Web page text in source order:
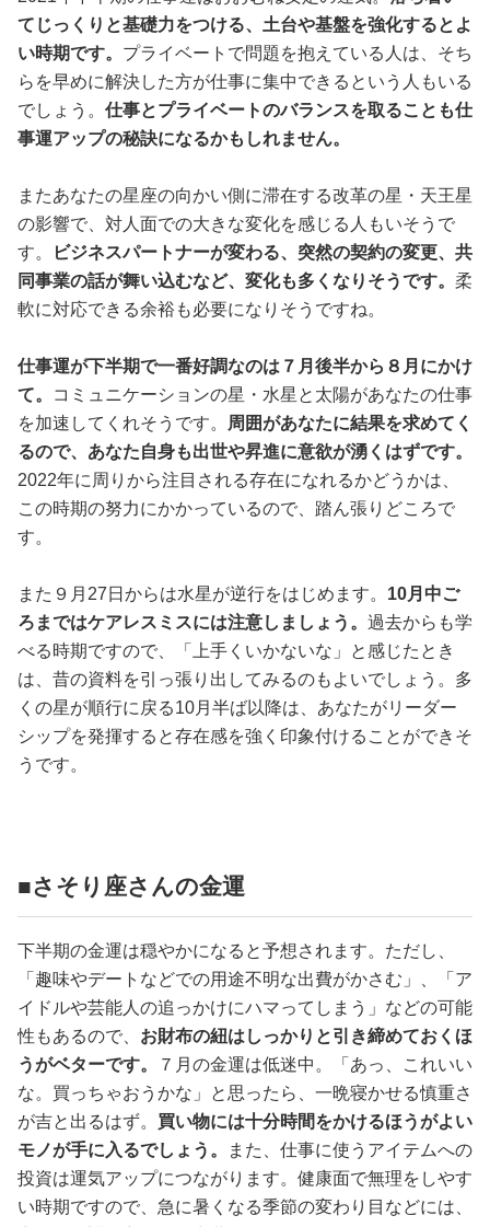
てじっくりと基礎力をつける、土台や基盤を強化するとよ
い時期です。 プライベートで問題を抱えている人は、そち
らを早めに解決した方が仕事に集中できるという人もいる
でしょう。 仕事とプライベートのバランスを取ることも仕
事運アップの秘訣になるかもしれません。
またあなたの星座の向かい側に滞在する改革の星・天王星
の影響で、対人面での大きな変化を感じる人もいそうで
す。
ビジネスパートナーが変わる、突然の契約の変更、共
同事業の話が舞い込むなど、変化も多くなりそうです。 柔
軟に対応できる余裕も必要になりそうですね。
仕事運が下半期で一番好調なのは７月後半から８月にかけ
て。
コミュニケーションの星・水星と太陽があなたの仕事
を加速してくれそうです。
周囲があなたに結果を求めてく
るので、あなた自身も出世や昇進に意欲が湧くはずです。
2022年に周りから注目される存在になれるかどうかは、
この時期の努力にかかっているので、踏ん張りどころで
す。
また９月27日からは水星が逆行をはじめます。 10月中ご
ろまではケアレスミスには注意しましょう。 過去からも学
べる時期ですので、「上手くいかないな」と感じたとき
は、昔の資料を引っ張り出してみるのもよいでしょう。多
くの星が順行に戻る10月半ば以降は、あなたがリーダー
シップを発揮すると存在感を強く印象付けることができそ
うです。
■さそり座さんの金運
下半期の金運は穏やかになると予想されます。ただし、
「趣味やデートなどでの用途不明な出費がかさむ」、「ア
イドルや芸能人の追っかけにハマってしまう」などの可能
性もあるので、 お財布の紐はしっかりと引き締めておくほ
うがベターです。
７月の金運は低迷中。「あっ、これいい
な。買っちゃおうかな」と思ったら、一晩寝かせる慎重さ
が吉と出るはず。 買い物には十分時間をかけるほうがよい
モノが手に入るでしょう。
また、仕事に使うアイテムへの
投資は運気アップにつながります。健康面で無理をしやす
い時期ですので、急に暑くなる季節の変わり目などには、